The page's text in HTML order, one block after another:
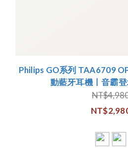
Philips GO系列 TAA6709
動藍牙耳機丨音霸